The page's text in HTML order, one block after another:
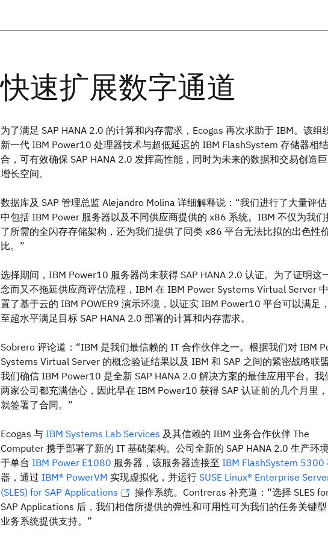
为了满足 SAP HANA 2.0 的计算和内存需求，Ecogas 再次求助于 IBM。该组
新一代 IBM Power10 处理器技术与超低延迟的 IBM FlashSystem 存储器相结
合，可有效确保 SAP HANA 2.0 发挥高性能，同时为未来的数据和交易创造
增长空间。
数据库及 SAP 管理总监 Alejandro Molina 详细解释说：“我们进行了大量评
中包括 IBM Power 服务器以及不同供应商提供的 x86 系统。IBM 不仅为我们
了所需的全闪存存储架构，还为我们提供了同类 x86 平台无法比拟的出色性
比。”
选择期间，IBM Power10 服务器尚未获得 SAP HANA 2.0 认证。为了证明这
念而又不拖延供应商评估流程，IBM 在 IBM Power Systems Virtual Server
置了基于云的 IBM POWER9 演示环境，以证实 IBM Power10 平台可以满足
至超水平满足目标 SAP HANA 2.0 部署的计算和内存需求。
Sobrero 评论道：“IBM 是我们最信赖的 IT 合作伙伴之一。根据我们对 IBM
Systems Virtual Server 的概念验证结果以及 IBM 和 SAP 之间的紧密战略联盟
我们确信 IBM Power10 是全新 SAP HANA 2.0 解决方案的最佳应用平台。我
两家公司都充满信心，因此早在 IBM Power10 获得 SAP 认证前的几个月里
就签署了合同。”
Ecogas 与 IBM Systems Lab Services 及其信赖的 IBM 业务合作伙伴 The
Computer 携手部署了新的 IT 基础架构。公司全新的 SAP HANA 2.0 生产环
于单台 IBM Power E1080 服务器，该服务器连接至 IBM FlashSystem 5300
器，通过 IBM® PowerVM 实现虚拟化，并运行 SUSE Linux® Enterprise
(SLES) for SAP Applications
操作系统。Contreras 补充道：“选择 SLES
SAP Applications 后，我们相信所提供的弹性和可用性可为我们的任务关键型
业务系统提供支持。”